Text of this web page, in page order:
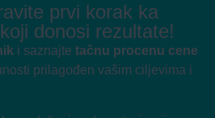
prvi korak ka
donosi rezultate!
i saznajte tačnu procenu cene
prilagođen vašim ciljevima i